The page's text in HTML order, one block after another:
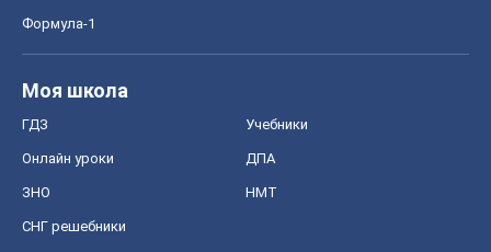
Формула-1
Моя школа
ГДЗ Учебники
Онлайн уроки ДПА
ЗНО НМТ
СНГ решебники